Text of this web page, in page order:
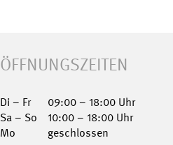
ÖFFNUNGSZEITEN
Di – Fr
09:00 – 18:00 Uhr
Sa – So
10:00 – 18:00 Uhr
Mo
geschlossen